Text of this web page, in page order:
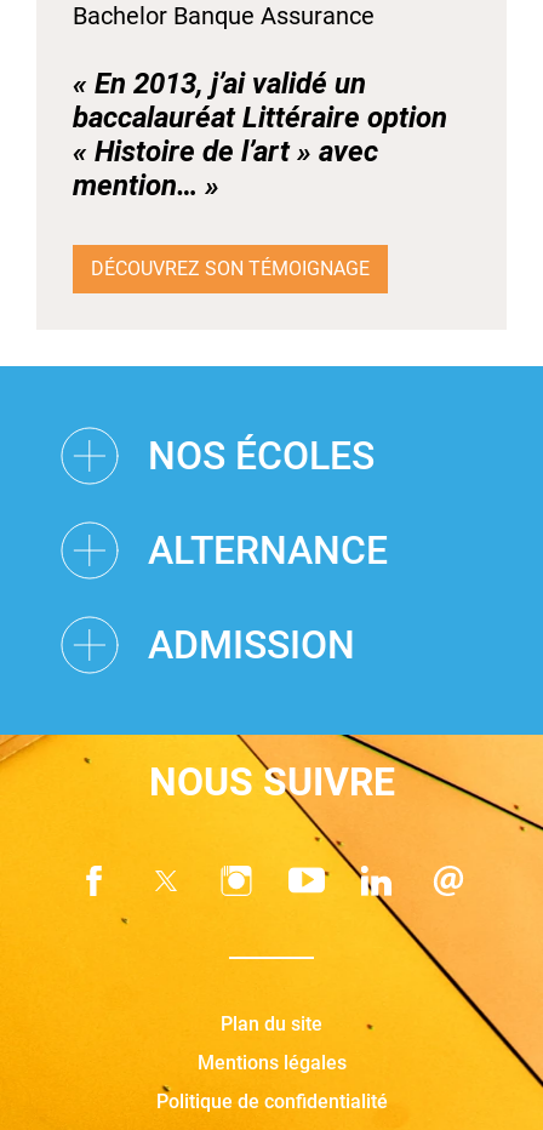
Bachelor Banque Assurance
« En 2013, j’ai validé un
baccalauréat Littéraire option
« Histoire de l’art » avec
mention… »
DÉCOUVREZ SON TÉMOIGNAGE
NOS ÉCOLES
ALTERNANCE
ADMISSION
NOUS SUIVRE
Plan du site
Mentions légales
Politique de confidentialité